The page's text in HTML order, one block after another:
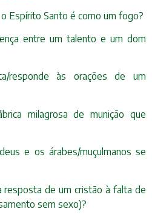
Espírito Santo é como um fogo?
entre um talento e um dom
responde às orações de um
milagrosa de munição que
e os árabes/muçulmanos se
resposta de um cristão à falta de
sem sexo)?